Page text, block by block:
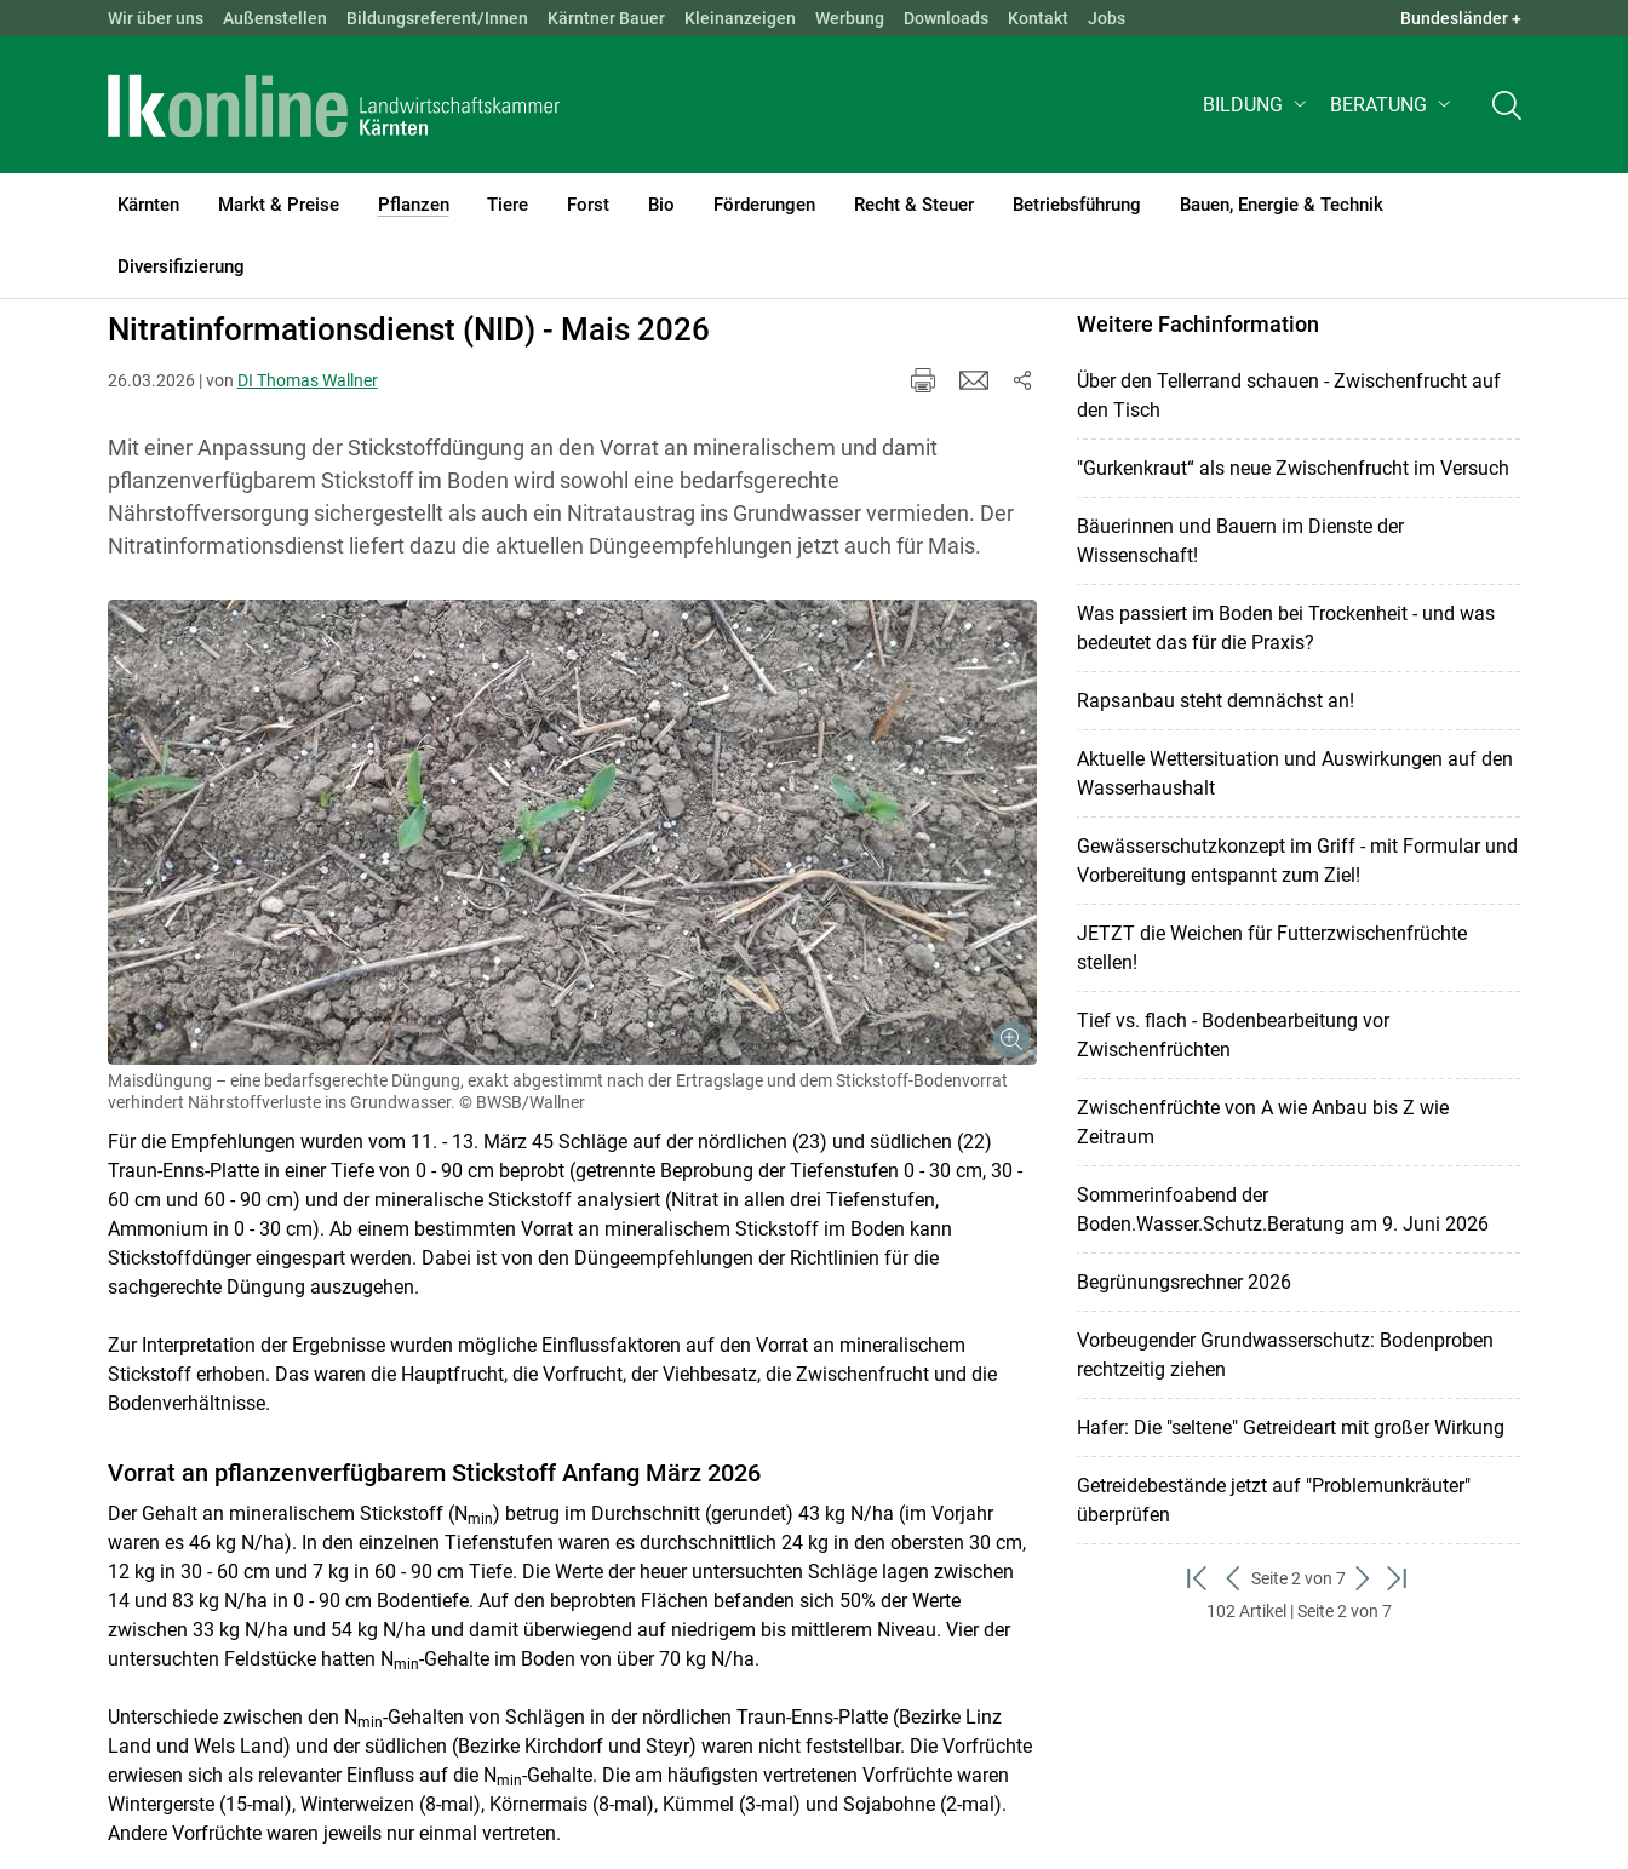
Skip to main content
Landwirtschaftskammern: ÖSTERREICH BGLD KTN NÖ OÖ SBG STMK TIROL VBG WIEN QUICK LINKS +
Wir über uns Außenstellen Bildungsreferent/Innen Kärntner Bauer Kleinanzeigen Werbung Downloads Kontakt Jobs Bundesländer +
BILDUNG BERATUNG
Kärnten Markt & Preise Pflanzen
(current)1
Tiere Forst Bio Förderungen Recht & Steuer Betriebsführung Bauen, Energie & Technik
Diversifizierung
LK Kärnten Pflanzen
Nitratinformationsdienst (NID) - Mais 2026
26.03.2026 | von DI Thomas Wallner
Mit einer Anpassung der Stickstoffdüngung an den Vorrat an mineralischem und damit
pflanzenverfügbarem Stickstoff im Boden wird sowohl eine bedarfsgerechte
Nährstoffversorgung sichergestellt als auch ein Nitrataustrag ins Grundwasser vermieden. Der
Nitratinformationsdienst liefert dazu die aktuellen Düngeempfehlungen jetzt auch für Mais.
Maisdüngung – eine bedarfsgerechte Düngung, exakt abgestimmt nach der Ertragslage und dem Stickstoff-Bodenvorrat
verhindert Nährstoffverluste ins Grundwasser. © BWSB/Wallner
Für die Empfehlungen wurden vom 11. - 13. März 45 Schläge auf der nördlichen (23) und südlichen (22)
Traun-Enns-Platte in einer Tiefe von 0 - 90 cm beprobt (getrennte Beprobung der Tiefenstufen 0 - 30 cm, 30 -
60 cm und 60 - 90 cm) und der mineralische Stickstoff analysiert (Nitrat in allen drei Tiefenstufen,
Ammonium in 0 - 30 cm). Ab einem bestimmten Vorrat an mineralischem Stickstoff im Boden kann
Stickstoffdünger eingespart werden. Dabei ist von den Düngeempfehlungen der Richtlinien für die
sachgerechte Düngung auszugehen.
Zur Interpretation der Ergebnisse wurden mögliche Einflussfaktoren auf den Vorrat an mineralischem
Stickstoff erhoben. Das waren die Hauptfrucht, die Vorfrucht, der Viehbesatz, die Zwischenfrucht und die
Bodenverhältnisse.
Vorrat an pflanzenverfügbarem Stickstoff Anfang März 2026
Der Gehalt an mineralischem Stickstoff (Nmin) betrug im Durchschnitt (gerundet) 43 kg N/ha (im Vorjahr
waren es 46 kg N/ha). In den einzelnen Tiefenstufen waren es durchschnittlich 24 kg in den obersten 30 cm,
12 kg in 30 - 60 cm und 7 kg in 60 - 90 cm Tiefe. Die Werte der heuer untersuchten Schläge lagen zwischen
14 und 83 kg N/ha in 0 - 90 cm Bodentiefe. Auf den beprobten Flächen befanden sich 50% der Werte
zwischen 33 kg N/ha und 54 kg N/ha und damit überwiegend auf niedrigem bis mittlerem Niveau. Vier der
untersuchten Feldstücke hatten Nmin-Gehalte im Boden von über 70 kg N/ha.
Unterschiede zwischen den Nmin-Gehalten von Schlägen in der nördlichen Traun-Enns-Platte (Bezirke Linz
Land und Wels Land) und der südlichen (Bezirke Kirchdorf und Steyr) waren nicht feststellbar. Die Vorfrüchte
erwiesen sich als relevanter Einfluss auf die Nmin-Gehalte. Die am häufigsten vertretenen Vorfrüchte waren
Wintergerste (15-mal), Winterweizen (8-mal), Körnermais (8-mal), Kümmel (3-mal) und Sojabohne (2-mal).
Andere Vorfrüchte waren jeweils nur einmal vertreten.
Weitere Fachinformation
Über den Tellerrand schauen - Zwischenfrucht auf
den Tisch
"Gurkenkraut“ als neue Zwischenfrucht im Versuch
Bäuerinnen und Bauern im Dienste der
Wissenschaft!
Was passiert im Boden bei Trockenheit - und was
bedeutet das für die Praxis?
Rapsanbau steht demnächst an!
Aktuelle Wettersituation und Auswirkungen auf den
Wasserhaushalt
Gewässerschutzkonzept im Griff - mit Formular und
Vorbereitung entspannt zum Ziel!
JETZT die Weichen für Futterzwischenfrüchte
stellen!
Tief vs. flach - Bodenbearbeitung vor
Zwischenfrüchten
Zwischenfrüchte von A wie Anbau bis Z wie
Zeitraum
Sommerinfoabend der
Boden.Wasser.Schutz.Beratung am 9. Juni 2026
Begrünungsrechner 2026
Vorbeugender Grundwasserschutz: Bodenproben
rechtzeitig ziehen
Hafer: Die "seltene" Getreideart mit großer Wirkung
Getreidebestände jetzt auf "Problemunkräuter"
überprüfen
zum
ersten
zurück
zum
Seite 2 von 7
weiter
zum
zum
102 Artikel | Seite 2 von 7